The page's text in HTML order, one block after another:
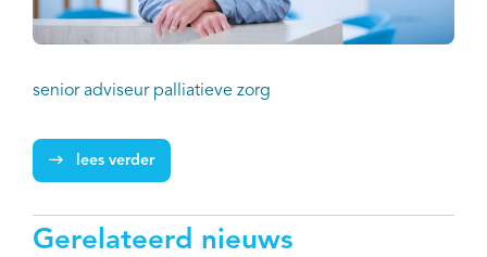
senior adviseur palliatieve zorg
lees verder
Gerelateerd nieuws